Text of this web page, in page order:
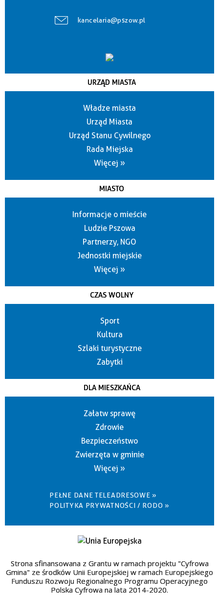
kancelaria@pszow.pl
URZĄD MIASTA
Władze miasta
Urząd Miasta
Urząd Stanu Cywilnego
Rada Miejska
Więcej »
MIASTO
Informacje o mieście
Ludzie Pszowa
Partnerzy, NGO
Jednostki miejskie
Więcej »
CZAS WOLNY
Sport
Kultura
Szlaki turystyczne
Zabytki
DLA MIESZKAŃCA
Załatw sprawę
Zdrowie
Bezpieczeństwo
Zwierzęta w gminie
Więcej »
PEŁNE DANE TELEADRESOWE »
POLITYKA PRYWATNOŚCI / RODO »
Strona sfinansowana z Grantu w ramach projektu "Cyfrowa
Gmina" ze środków Unii Europejskiej w ramach Europejskiego
Funduszu Rozwoju Regionalnego Programu Operacyjnego
Polska Cyfrowa na lata 2014-2020.